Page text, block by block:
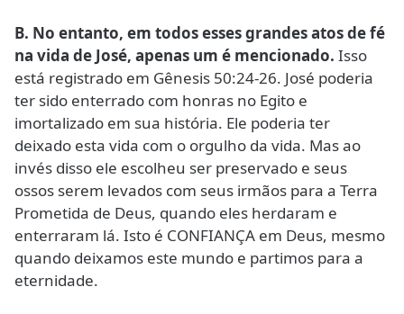
B. No entanto, em todos esses grandes atos de fé
na vida de José, apenas um é mencionado. Isso
está registrado em Gênesis 50:24-26. José poderia
ter sido enterrado com honras no Egito e
imortalizado em sua história. Ele poderia ter
deixado esta vida com o orgulho da vida. Mas ao
invés disso ele escolheu ser preservado e seus
ossos serem levados com seus irmãos para a Terra
Prometida de Deus, quando eles herdaram e
enterraram lá. Isto é CONFIANÇA em Deus, mesmo
quando deixamos este mundo e partimos para a
eternidade.